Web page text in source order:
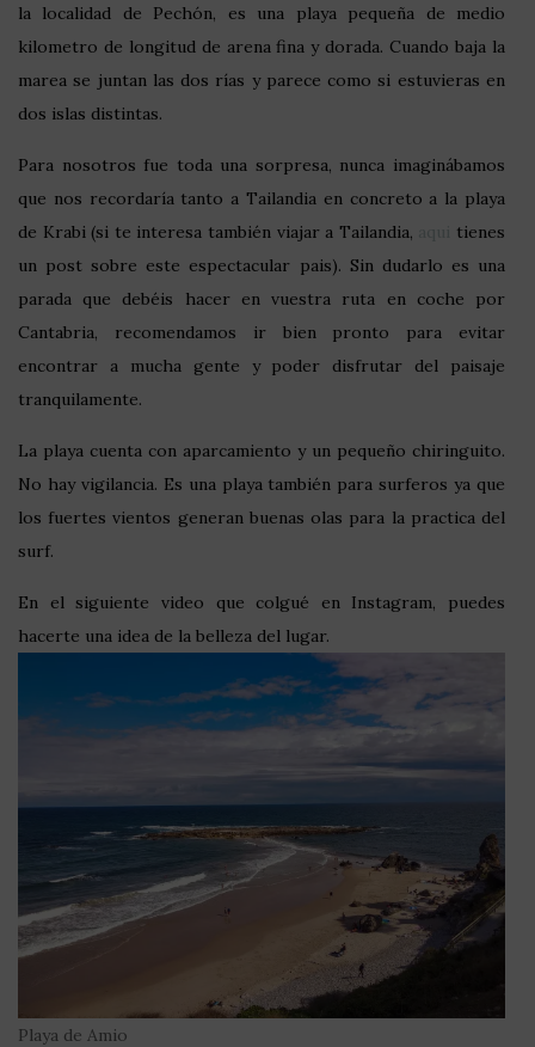
la localidad de Pechón, es una playa pequeña de medio
kilometro de longitud de arena fina y dorada. Cuando baja la
marea se juntan las dos rías y parece como si estuvieras en
dos islas distintas.
Para nosotros fue toda una sorpresa, nunca imaginábamos
que nos recordaría tanto a Tailandia en concreto a la playa
de Krabi (si te interesa también viajar a Tailandia,
tienes
un post sobre este espectacular pais). Sin dudarlo es una
parada que debéis hacer en vuestra ruta en coche por
Cantabria, recomendamos ir bien pronto para evitar
encontrar a mucha gente y poder disfrutar del paisaje
tranquilamente.
La playa cuenta con aparcamiento y un pequeño chiringuito.
No hay vigilancia. Es una playa también para surferos ya que
los fuertes vientos generan buenas olas para la practica del
surf.
En el siguiente video que colgué en Instagram, puedes
hacerte una idea de la belleza del lugar.
Playa de Amio